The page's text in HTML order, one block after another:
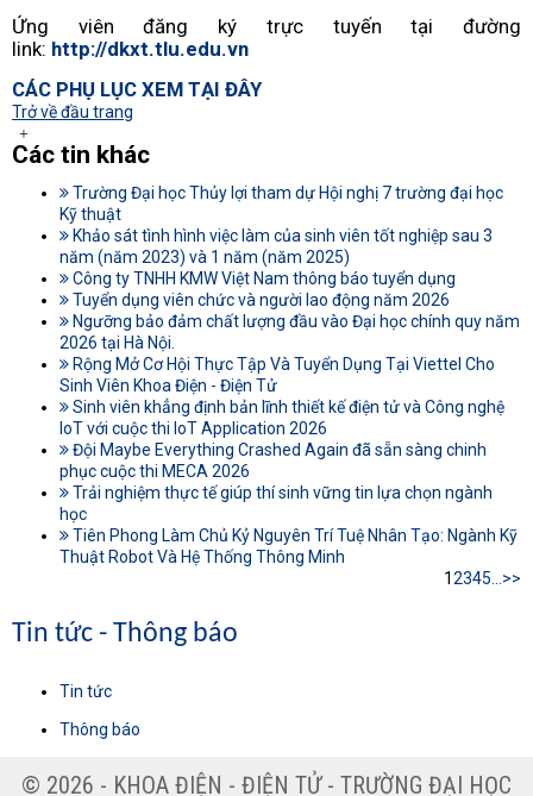
Ứng viên đăng ký trực tuyến tại đường
link: http://dkxt.tlu.edu.vn
CÁC PHỤ LỤC XEM TẠI ĐÂY
Trở về đầu trang
Các tin khác
Trường Đại học Thủy lợi tham dự Hội nghị 7 trường đại học
Kỹ thuật
Khảo sát tình hình việc làm của sinh viên tốt nghiệp sau 3
năm (năm 2023) và 1 năm (năm 2025)
Công ty TNHH KMW Việt Nam thông báo tuyển dụng
Tuyển dụng viên chức và người lao động năm 2026
Ngưỡng bảo đảm chất lượng đầu vào Đại học chính quy năm
2026 tại Hà Nội.
Rộng Mở Cơ Hội Thực Tập Và Tuyển Dụng Tại Viettel Cho
Sinh Viên Khoa Điện - Điện Tử
Sinh viên khẳng định bản lĩnh thiết kế điện tử và Công nghệ
IoT với cuộc thi IoT Application 2026
Đội Maybe Everything Crashed Again đã sẵn sàng chinh
phục cuộc thi MECA 2026
Trải nghiệm thực tế giúp thí sinh vững tin lựa chọn ngành
học
Tiên Phong Làm Chủ Kỷ Nguyên Trí Tuệ Nhân Tạo: Ngành Kỹ
Thuật Robot Và Hệ Thống Thông Minh
12345...>>
Tin tức - Thông báo
Tin tức
Thông báo
© 2026 - KHOA ĐIỆN - ĐIỆN TỬ - TRƯỜNG ĐẠI HỌC